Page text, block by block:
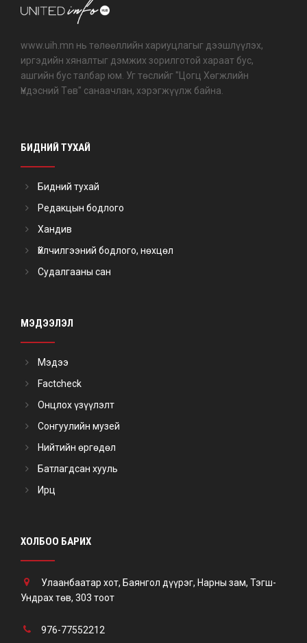
www.uih.mn нь төлөөллийн хариуцлагыг дээшлүүлэх,
иргэдийн хяналтыг дэмжих зорилготой хараат бус,
ашгийн бус талбар юм. Уг төслийг "Цогц Хөгжлийн
Үндэсний Төв" санаачлан, хэрэгжүүлж байна.
БИДНИЙ ТУХАЙ
Бидний тухай
Редакцын бодлого
Хандив
Үйлчилгээний бодлого, нөхцөл
Судалгааны сан
МЭДЭЭЛЭЛ
Мэдээ
Factcheck
Онцлох үзүүлэлт
Сонгуулийн музей
Нийтийн өргөдөл
Батлагдсан хууль
Ирц
ХОЛБОО БАРИХ
Улаанбаатар хот, Баянгол дүүрэг, Нарны зам, Тэгш-
Ундрах төв, 303 тоот
976-77552212